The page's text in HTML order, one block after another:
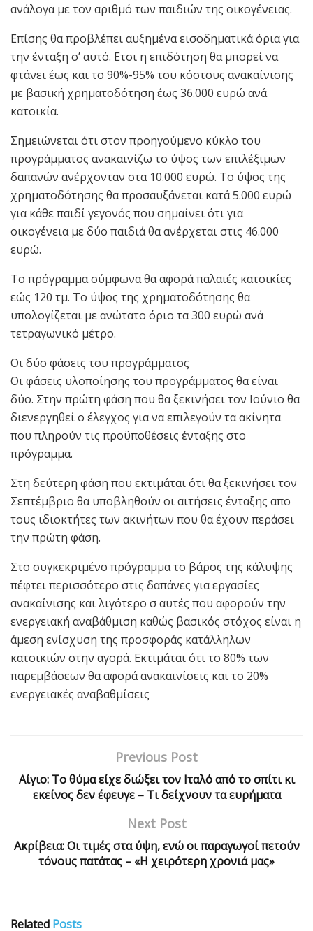
ανάλογα με τον αριθμό των παιδιών της οικογένειας.
Επίσης θα προβλέπει αυξημένα εισοδηματικά όρια για
την ένταξη σ’ αυτό. Ετσι η επιδότηση θα μπορεί να
φτάνει έως και το 90%-95% του κόστους ανακαίνισης
με βασική χρηματοδότηση έως 36.000 ευρώ ανά
κατοικία.
Σημειώνεται ότι στον προηγούμενο κύκλο του
προγράμματος ανακαινίζω το ύψος των επιλέξιμων
δαπανών ανέρχονταν στα 10.000 ευρώ. Το ύψος της
χρηματοδότησης θα προσαυξάνεται κατά 5.000 ευρώ
για κάθε παιδί γεγονός που σημαίνει ότι για
οικογένεια με δύο παιδιά θα ανέρχεται στις 46.000
ευρώ.
Το πρόγραμμα σύμφωνα θα αφορά παλαιές κατοικίες
εώς 120 τμ. Το ύψος της χρηματοδότησης θα
υπολογίζεται με ανώτατο όριο τα 300 ευρώ ανά
τετραγωνικό μέτρο.
Οι δύο φάσεις του προγράμματος
Οι φάσεις υλοποίησης του προγράμματος θα είναι
δύο. Στην πρώτη φάση που θα ξεκινήσει τον Ιούνιο θα
διενεργηθεί ο έλεγχος για να επιλεγούν τα ακίνητα
που πληρούν τις προϋποθέσεις ένταξης στο
πρόγραμμα.
Στη δεύτερη φάση που εκτιμάται ότι θα ξεκινήσει τον
Σεπτέμβριο θα υποβληθούν οι αιτήσεις ένταξης απο
τους ιδιοκτήτες των ακινήτων που θα έχουν περάσει
την πρώτη φάση.
Στο συγκεκριμένο πρόγραμμα το βάρος της κάλυψης
πέφτει περισσότερο στις δαπάνες για εργασίες
ανακαίνισης και λιγότερο σ αυτές που αφορούν την
ενεργειακή αναβάθμιση καθώς βασικός στόχος είναι η
άμεση ενίσχυση της προσφοράς κατάλληλων
κατοικιών στην αγορά. Εκτιμάται ότι το 80% των
παρεμβάσεων θα αφορά ανακαινίσεις και το 20%
ενεργειακές αναβαθμίσεις
Previous Post
Αίγιο: Το θύμα είχε διώξει τον Ιταλό από το σπίτι κι
εκείνος δεν έφευγε – Τι δείχνουν τα ευρήματα
Next Post
Ακρίβεια: Οι τιμές στα ύψη, ενώ οι παραγωγοί πετούν
τόνους πατάτας – «Η χειρότερη χρονιά μας»
Related Posts